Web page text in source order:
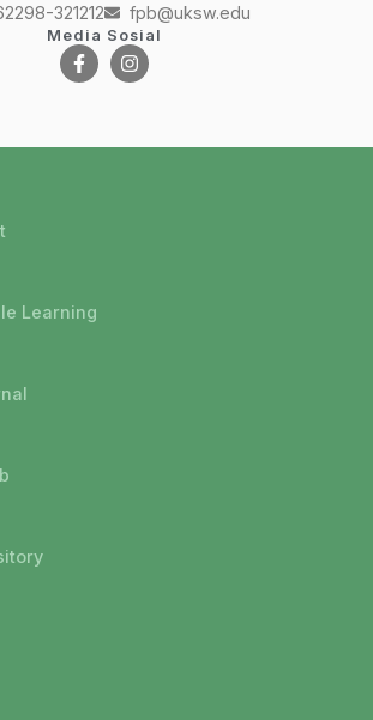
321212 fpb@uksw.edu
Media Sosial
Learning